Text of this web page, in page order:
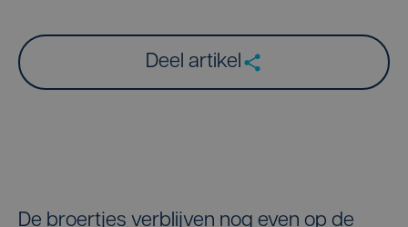
Deel artikel
De broertjes verblijven nog even op de